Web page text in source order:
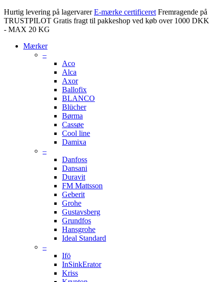
Hurtig levering på lagervarer E-mærke certificeret Fremragende på
TRUSTPILOT Gratis fragt til pakkeshop ved køb over 1000 DKK
- MAX 20 KG
Mærker
–
Aco
Alca
Axor
Ballofix
BLANCO
Blücher
Børma
Cassøe
Cool line
Damixa
–
Danfoss
Dansani
Duravit
FM Mattsson
Geberit
Grohe
Gustavsberg
Grundfos
Hansgrohe
Ideal Standard
–
Ifö
InSinkErator
Kriss